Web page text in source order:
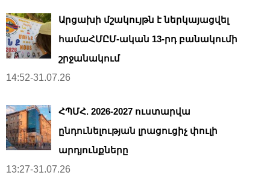
Արցախի մշակույթն է ներկայացվել
համաՀՄԸՄ-ական 13-րդ բանակումի
շրջանակում
14:52-31.07.26
ՀՊՄՀ. 2026-2027 ուստարվա
ընդունելության լրացուցիչ փուլի
արդյունքները
13:27-31.07.26